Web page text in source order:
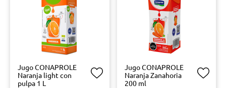
Jugo CONAPROLE
Naranja light con
pulpa 1 L
Jugo CONAPROLE
Naranja Zanahoria
200 ml